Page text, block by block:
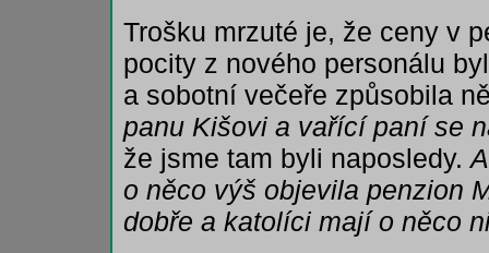
Trošku mrzuté je, že ceny v
pocity z nového personálu
a sobotní večeře způsobila
panu Kišovi a vařící paní se
že jsme tam byli naposledy.
o něco výš objevila penzion
dobře a katolíci mají o něco